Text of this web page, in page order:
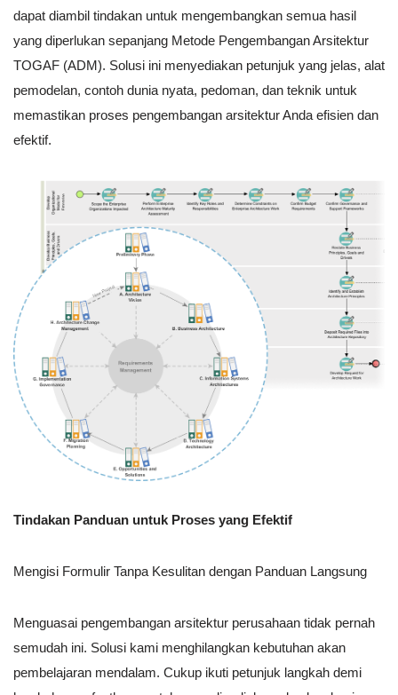
dapat diambil tindakan untuk mengembangkan semua hasil
yang diperlukan sepanjang Metode Pengembangan Arsitektur
TOGAF (ADM). Solusi ini menyediakan petunjuk yang jelas, alat
pemodelan, contoh dunia nyata, pedoman, dan teknik untuk
memastikan proses pengembangan arsitektur Anda efisien dan
efektif.
Tindakan Panduan untuk Proses yang Efektif
Mengisi Formulir Tanpa Kesulitan dengan Panduan Langsung
Menguasai pengembangan arsitektur perusahaan tidak pernah
semudah ini. Solusi kami menghilangkan kebutuhan akan
pembelajaran mendalam. Cukup ikuti petunjuk langkah demi